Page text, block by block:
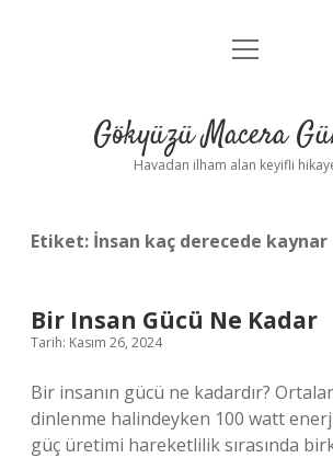
Anasayfa
Yasal Uyarı
menüyü
Gökyüzü Macera
Havadan ilham alan keyifli
Etiket: İnsan kaç derecede kaynar
Bir Insan Gücü Ne Kadar
Tarih: Kasım 26, 2024
Bir insanın gücü ne kadardır?
dinlenme halindeyken 100 watt
güç üretimi hareketlilik sırasında